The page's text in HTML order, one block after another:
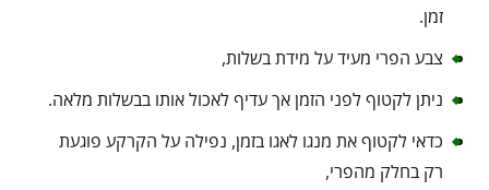
זמן.
צבע הפרי מעיד על מידת בשלות,
ניתן לקטוף לפני הזמן אך עדיף לאכול אותו בבשלות מלאה.
כדאי לקטוף את מנגו לאגו בזמן, נפילה על הקרקע פוגעת
רק בחלק מהפרי,